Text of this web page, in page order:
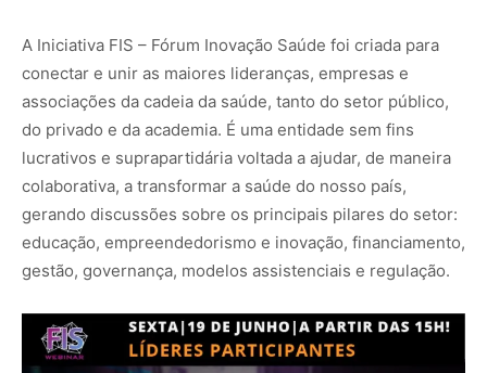
A Iniciativa FIS – Fórum Inovação Saúde foi criada para
conectar e unir as maiores lideranças, empresas e
associações da cadeia da saúde, tanto do setor público,
do privado e da academia. É uma entidade sem fins
lucrativos e suprapartidária voltada a ajudar, de maneira
colaborativa, a transformar a saúde do nosso país,
gerando discussões sobre os principais pilares do setor:
educação, empreendedorismo e inovação, financiamento,
gestão, governança, modelos assistenciais e regulação.